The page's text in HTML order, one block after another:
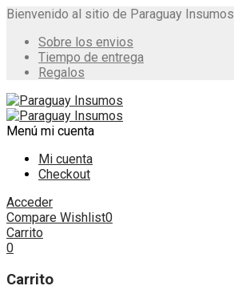
Bienvenido al sitio de Paraguay Insumos
Sobre los envios
Tiempo de entrega
Regalos
Menú mi cuenta
Mi cuenta
Checkout
Acceder
Compare Wishlist0
Carrito
0
Carrito